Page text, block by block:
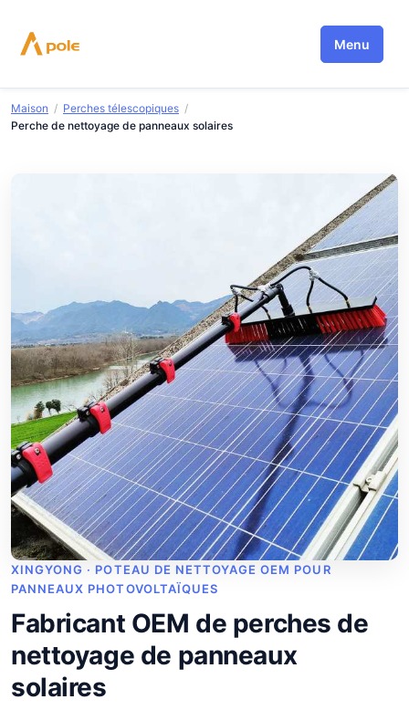
contenu
Menu
Maison / Perches télescopiques /
Perche de nettoyage de panneaux solaires
XINGYONG · POTEAU DE NETTOYAGE OEM POUR
PANNEAUX PHOTOVOLTAÏQUES
Fabricant OEM de perches de
nettoyage de panneaux
solaires